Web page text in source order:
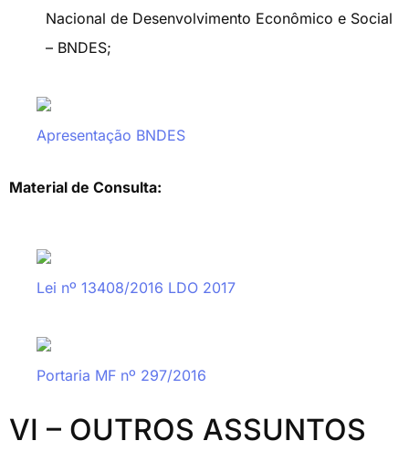
Nacional de Desenvolvimento Econômico e Social
– BNDES;
Apresentação BNDES
Material de Consulta:
Lei nº 13408/2016 LDO 2017
Portaria MF nº 297/2016
VI – OUTROS ASSUNTOS